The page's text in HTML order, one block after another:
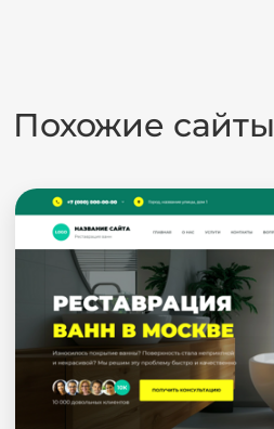
Похожие сайты